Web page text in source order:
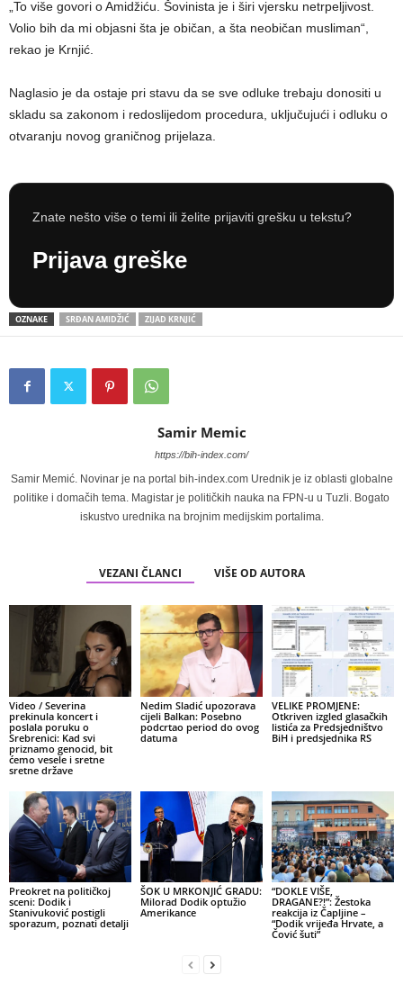
„To više govori o Amidžiću. Šovinista je i širi vjersku netrpeljivost.
Volio bih da mi objasni šta je običan, a šta neobičan musliman“,
rekao je Krnjić.
Naglasio je da ostaje pri stavu da se sve odluke trebaju donositi u
skladu sa zakonom i redoslijedom procedura, uključujući i odluku o
otvaranju novog graničnog prijelaza.
Znate nešto više o temi ili želite prijaviti grešku u tekstu?
Prijava greške
OZNAKE SRĐAN AMIDŽIĆ ZIJAD KRNJIĆ
Samir Memic
https://bih-index.com/
Samir Memić. Novinar je na portal bih-index.com Urednik je iz oblasti globalne
politike i domačih tema. Magistar je političkih nauka na FPN-u u Tuzli. Bogato
iskustvo urednika na brojnim medijskim portalima.
VEZANI ČLANCI VIŠE OD AUTORA
Video / Severina
prekinula koncert i
poslala poruku o
Srebrenici: Kad svi
priznamo genocid, bit
ćemo vesele i sretne
sretne države
Nedim Sladić upozorava
cijeli Balkan: Posebno
podcrtao period do ovog
datuma
VELIKE PROMJENE:
Otkriven izgled glasačkih
listića za Predsjedništvo
BiH i predsjednika RS
Preokret na političkoj
sceni: Dodik i
Stanivuković postigli
sporazum, poznati detalji
ŠOK U MRKONJIĆ GRADU:
Milorad Dodik optužio
Amerikance
“DOKLE VIŠE,
DRAGANE?!”: Žestoka
reakcija iz Čapljine –
“Dodik vrijeđa Hrvate, a
Čović šuti”